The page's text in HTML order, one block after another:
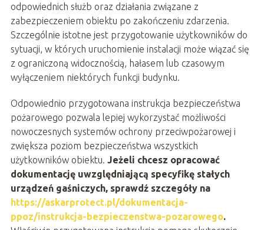
odpowiednich służb oraz działania związane z
zabezpieczeniem obiektu po zakończeniu zdarzenia.
Szczególnie istotne jest przygotowanie użytkowników do
sytuacji, w których uruchomienie instalacji może wiązać się
z ograniczoną widocznością, hałasem lub czasowym
wyłączeniem niektórych funkcji budynku.
Odpowiednio przygotowana instrukcja bezpieczeństwa
pożarowego pozwala lepiej wykorzystać możliwości
nowoczesnych systemów ochrony przeciwpożarowej i
zwiększa poziom bezpieczeństwa wszystkich
użytkowników obiektu. Jeżeli chcesz opracować
dokumentację uwzględniającą specyfikę stałych
urządzeń gaśniczych, sprawdź szczegóły na
https://askarprotect.pl/dokumentacja-
ppoz/instrukcja-bezpieczenstwa-pozarowego.